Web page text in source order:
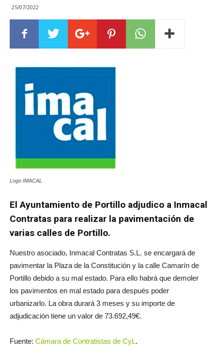
25/07/2022
Logo IMACAL
El Ayuntamiento de Portillo adjudico a Inmacal
Contratas para realizar la pavimentación de
varias calles de Portillo.
Nuestro asociado, Inmacal Contratas S.L. se encargará de
pavimentar la Plaza de la Constitución y la calle Camarín de
Portillo debido a su mal estado. Para ello habrá que demoler
los pavimentos en mal estado para después poder
urbanizarlo. La obra durará 3 meses y su importe de
adjudicación tiene un valor de 73.692,49€.
Fuente: Cámara de Contratistas de CyL.